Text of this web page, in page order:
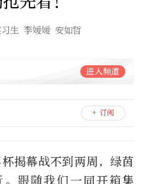
生 李媛媛 安如哲
进入频道
+ 订阅
揭幕战不到两周，绿茵
跟随我们一同开箱集